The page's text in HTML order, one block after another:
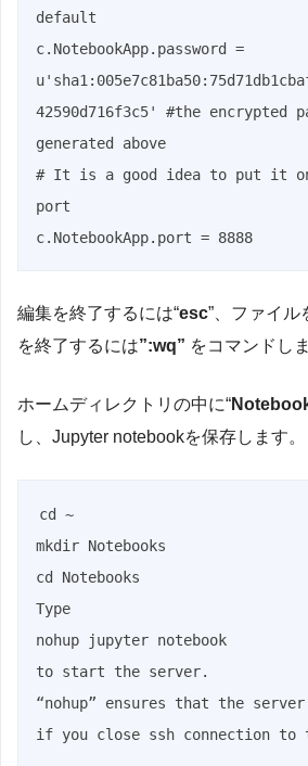
default
c.NotebookApp.password =
42590d716f3c5' #the encrypted
generated above
# It is a good idea to put it
port
c.NotebookApp.port = 8888
編集を終了するには“esc”、ファイル
を終了するには”:wq” をコマンドしま
ホームディレクトリの中に“
し、Jupyter notebookを保存します。
cd ~
mkdir Notebooks
cd Notebooks
Type
nohup jupyter notebook
to start the server.
“nohup” ensures that the
if you close ssh connection to